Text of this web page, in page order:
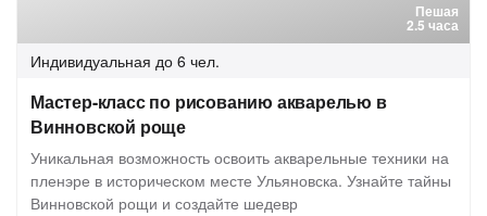
Пешая
2.5 часа
Индивидуальная до 6 чел.
Мастер-класс по рисованию акварелью в
Винновской роще
Уникальная возможность освоить акварельные техники на
пленэре в историческом месте Ульяновска. Узнайте тайны
Винновской рощи и создайте шедевр